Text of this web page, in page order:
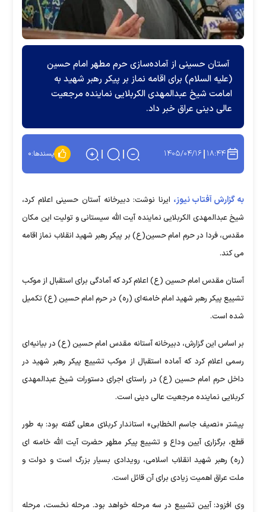
آستان حسینی از آماده‌سازی حرم مطهر امام حسین
(علیه السلام) برای اقامه نماز بر پیکر رهبر شهید به
امامت شیخ عبدالمهدی الکربلایی نماینده مرجعیت
عالی دینی عراق خبر داد.
۱۸:۴۴ ۱۴۰۵/۰۴/۱۶ پسندها:۰
به گزارش آفتاب نیوز، ایرنا نوشت: دبیرخانه آستان حسینی اعلام کرد،
شیخ عبدالمهدی الکربلایی نماینده آیت الله سیستانی و تولیت این مکان
مقدس، فردا در حرم امام حسین(ع) بر پیکر رهبر شهید انقلاب نماز اقامه
می کند.
آستان مقدس امام حسین (ع) اعلام کرد که آمادگی برای استقبال از موکب
تشییع پیکر رهبر شهید امام خامنه‌ای (ره) در حرم امام حسین (ع) تکمیل
شده است.
بر اساس این گزارش، دبیرخانه آستانه مقدس امام حسین (ع) در بیانیه‌ای
رسمی اعلام کرد که آماده استقبال از موکب تشییع پیکر رهبر شهید در
داخل حرم امام حسین (ع) در راستای اجرای دستورات شیخ عبدالمهدی
کربلایی نماینده مرجعیت عالی دینی است.
پیشتر «نصیف جاسم الخطابی» استاندار کربلای معلی گفته بود: به طور
قطع، برگزاری آیین وداع و تشییع پیکر مطهر حضرت آیت الله خامنه ای
(ره) رهبر شهید انقلاب اسلامی، رویدادی بسیار بزرگ است و دولت و
ملت عراق اهمیت زیادی برای آن قائل است.
وی افزود: آیین تشییع در سه مرحله خواهد بود. مرحله نخست، مرحله